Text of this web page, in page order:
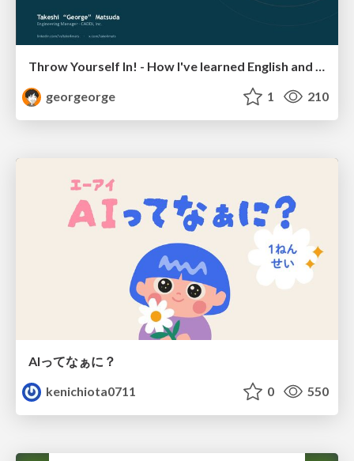
Throw Yourself In! - How I've learned English and What I'm Facing
georgeorge
1 210
AIってなぁに？
kenichiota0711
0 550